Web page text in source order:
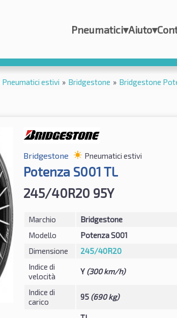
Pneumatici▾Aiuto▾
Pneumatici estivi » Bridgestone » Bridgestone
Bridgestone Pneumatici estivi
Potenza S001 TL
245/40R20 95Y
Marchio
Bridgestone
Modello
Potenza S001
Dimensione
245/40R20
Indice di
velocità
Y (300 km/h)
Indice di
carico
95 (690 kg)